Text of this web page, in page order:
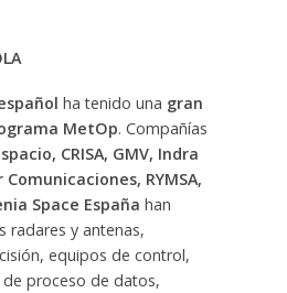
ha tenido una gran
MetOp. Compañías
CRISA, GMV, Indra
Comunicaciones, RYMSA,
Space España han
radares y antenas,
equipos de control,
proceso de datos,